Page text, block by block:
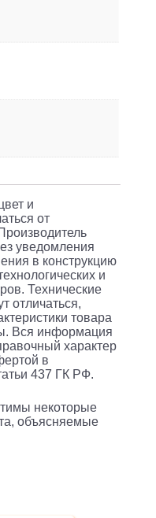
и
от
уведомления
в конструкцию
и
Технические
отличаться,
товара
Вся информация
характер
в
437 ГК РФ.
некоторые
объясняемые